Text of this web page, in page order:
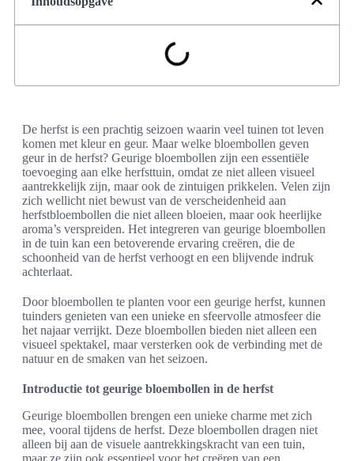
De herfst is een prachtig seizoen waarin veel tuinen tot leven
komen met kleur en geur. Maar welke bloembollen geven
geur in de herfst? Geurige bloembollen zijn een essentiële
toevoeging aan elke herfsttuin, omdat ze niet alleen visueel
aantrekkelijk zijn, maar ook de zintuigen prikkelen. Velen zijn
zich wellicht niet bewust van de verscheidenheid aan
herfstbloembollen die niet alleen bloeien, maar ook heerlijke
aroma’s verspreiden. Het integreren van geurige bloembollen
in de tuin kan een betoverende ervaring creëren, die de
schoonheid van de herfst verhoogt en een blijvende indruk
achterlaat.
Door bloembollen te planten voor een geurige herfst, kunnen
tuinders genieten van een unieke en sfeervolle atmosfeer die
het najaar verrijkt. Deze bloembollen bieden niet alleen een
visueel spektakel, maar versterken ook de verbinding met de
natuur en de smaken van het seizoen.
Introductie tot geurige bloembollen in de herfst
Geurige bloembollen brengen een unieke charme met zich
mee, vooral tijdens de herfst. Deze bloembollen dragen niet
alleen bij aan de visuele aantrekkingskracht van een tuin,